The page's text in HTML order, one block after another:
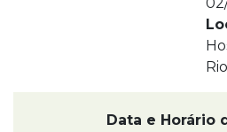
Data e Horário